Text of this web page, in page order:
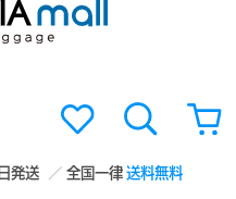
発送 全国一律送料無料